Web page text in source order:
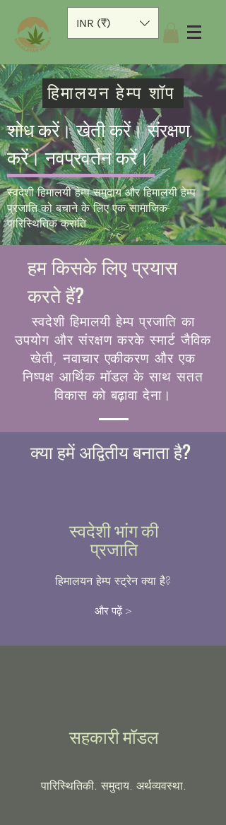
INR (₹)
हिमालयन हेम्प शॉप
शोध करें। खेती करें। संरक्षण
करें।नवप्रवर्तन करें।
स्वदेशी हिमालयी हेम्प समुदाय और हिमालयी हेम्प
प्रजाति को बचाने के लिए एक सामाजिक-
पारिस्थितिक क्रांति
हम किसके लिए प्रयास
करते हैं?
स्वदेशी हिमालयी हेम्प प्रजाति का
उपयोग और संरक्षण करके स्मार्ट जैविक
खेती, नवाचार एकीकरण और एक
निष्पक्ष आर्थिक मॉडल के साथ सतत
विकास को बढ़ावा देना।
क्या हमें अद्वितीय बनाता है?
स्वदेशी भांग की
प्रजाति
हिमालयन हेम्प स्ट्रेन क्या है?
और पढ़ें >
सहकारी मॉडल
पारिस्थितिकी. समुदाय. अर्थव्यवस्था.